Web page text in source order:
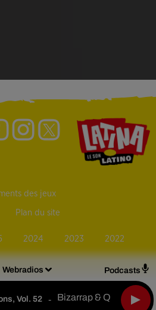
Webradios Podcasts
Vol. 52 - Bizarrap & Quevedo
des jeux
Plan du site
2024 2023 2022